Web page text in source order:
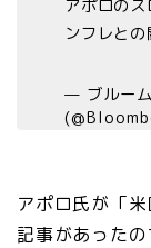
アポロの
ンフレと
— ブルー
アポロ氏が「
記事があったの